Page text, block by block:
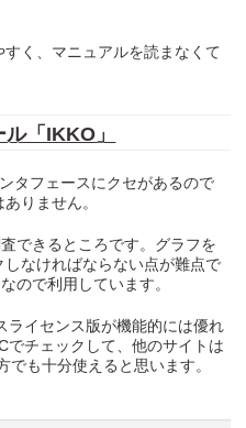
く、マニュアルを読まなくて
「IKKO」
タフェースにクセがあるので
りません。
できるところです。グラフを
なければならない点が難点で
ので利用しています。
ライセンス版が機能的には優れ
でチェックして、他のサイトは
も十分使えると思います。